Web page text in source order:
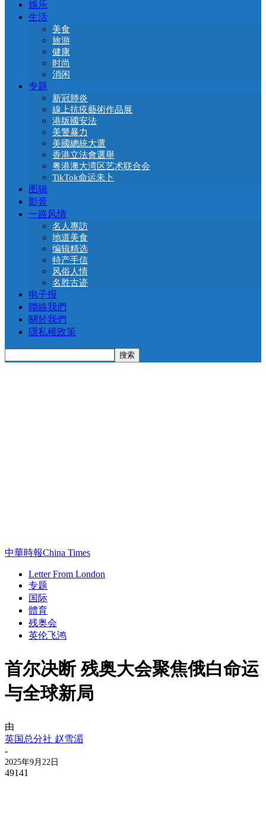
娛乐
生活
美食
旅游
健康
时尚
消闲
专题
新冠肺炎
線上抗疫藝術作品展
港版國安法
美警暴力
美國總統大選
香港立法會選舉
粤港澳大湾区艺术联合会
TikTok命运未卜
图辑
影音
一路风情
名人專訪
地道美食
编辑精选
特产手信
风俗人情
名胜古迹
电子报
聯絡我們
關於我們
隱私權政策
中華時報China Times
Letter From London
专题
国际
體育
残奥会
英伦飞鸿
首尔决断 残奥大会聚焦俄白命运
与全球新局
由
英国总分社 赵雪湄
-
2025年9月22日
49141